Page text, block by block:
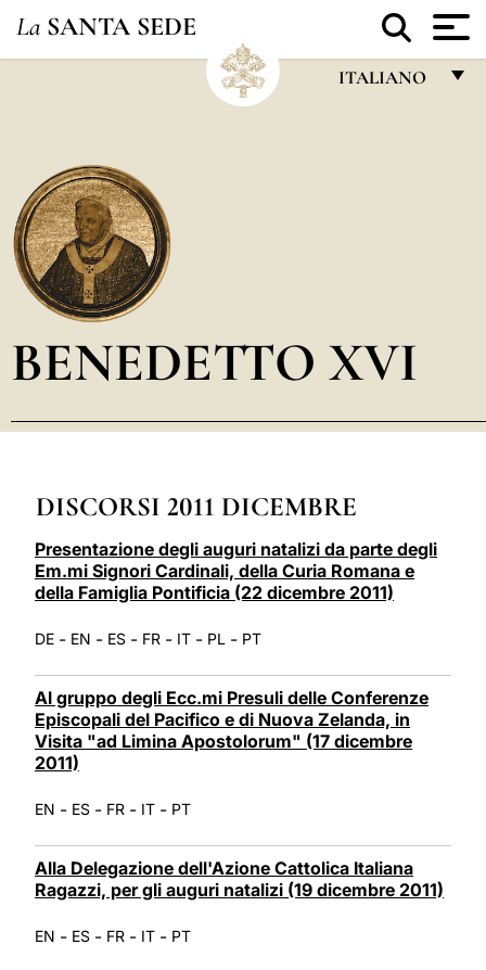
La SANTA SEDE
ITALIANO
POLSKI
العربيّة
LATINE
BENEDETTO XVI
DISCORSI 2011 DICEMBRE
Presentazione degli auguri natalizi da parte degli
Em.mi Signori Cardinali, della Curia Romana e
della Famiglia Pontificia (22 dicembre 2011)
DE - EN - ES - FR - IT - PL - PT
Al gruppo degli Ecc.mi Presuli delle Conferenze
Episcopali del Pacifico e di Nuova Zelanda, in
Visita "ad Limina Apostolorum" (17 dicembre
2011)
EN - ES - FR - IT - PT
Alla Delegazione dell'Azione Cattolica Italiana
Ragazzi, per gli auguri natalizi (19 dicembre 2011)
EN - ES - FR - IT - PT